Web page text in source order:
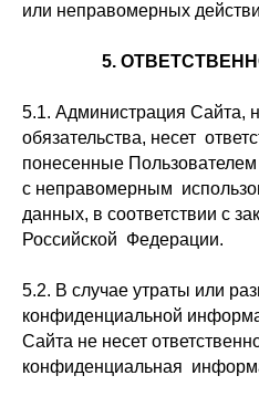
или неправомерных
5.
5.1. Администрация Сайта,
обязательства, несет
понесенные Пользователем
с неправомерным
данных, в соответствии с
Российской Федерации.
5.2. В случае утраты или
конфиденциальной
Сайта не несет
конфиденциальная